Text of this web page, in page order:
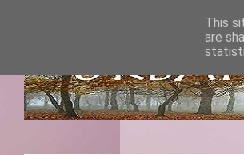
This
are